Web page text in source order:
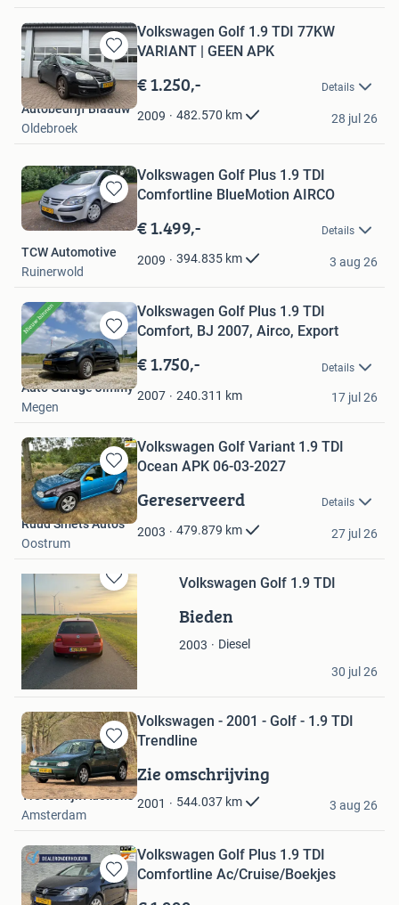
Bewaren
in
Mijn
Favorieten
Volkswagen Golf 1.9 TDI 77KW
VARIANT | GEEN APK
€ 1.250,- Details
2009 482.570 km
Autobedrijf Blaauw
Oldebroek
28 jul 26
Bewaren
in
Favorieten
Volkswagen Golf Plus 1.9 TDI
Comfortline BlueMotion AIRCO
€ 1.499,- Details
2009 394.835 km
TCW Automotive
Ruinerwold
3 aug 26
Bewaren
in
Mijn
Favorieten
Volkswagen Golf Plus 1.9 TDI
Comfort, BJ 2007, Airco, Export
€ 1.750,- Details
2007 240.311 km
Auto Garage Jimmy
Megen
17 jul 26
Bewaren
in
Mijn
Favorieten
Volkswagen Golf Variant 1.9 TDI
Ocean APK 06-03-2027
Gereserveerd Details
2003 479.879 km
Ruud Smets Auto's
Oostrum
27 jul 26
Bewaren
in
Mijn
Favorieten
Volkswagen Golf 1.9 TDI
Bieden
2003
Diesel
henderik
Stadskanaal
30 jul 26
Bewaren
in
Mijn
Favorieten
Volkswagen - 2001 - Golf - 1.9 TDI
Trendline
Zie omschrijving
2001 544.037 km
Troostwijk Auctions
Amsterdam
3 aug 26
Bewaren
in
Volkswagen Golf Plus 1.9 TDI
Comfortline Ac/Cruise/Boekjes